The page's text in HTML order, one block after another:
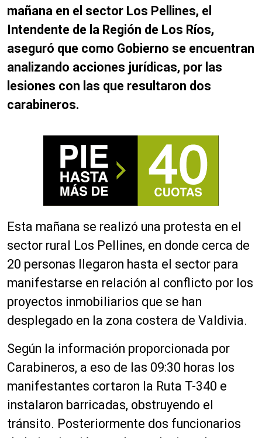
mañana en el sector Los Pellines, el
Intendente de la Región de Los Ríos,
aseguró que como Gobierno se encuentran
analizando acciones jurídicas, por las
lesiones con las que resultaron dos
carabineros.
Esta mañana se realizó una protesta en el
sector rural Los Pellines, en donde cerca de
20 personas llegaron hasta el sector para
manifestarse en relación al conflicto por los
proyectos inmobiliarios que se han
desplegado en la zona costera de Valdivia.
Según la información proporcionada por
Carabineros, a eso de las 09:30 horas los
manifestantes cortaron la Ruta T-340 e
instalaron barricadas, obstruyendo el
tránsito. Posteriormente dos funcionarios